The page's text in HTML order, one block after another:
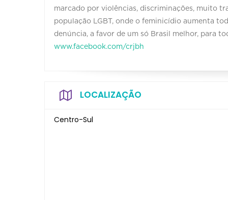
marcado por violências, discriminações, muito
população LGBT, onde o feminicídio aumenta
denúncia, a favor de um só Brasil melhor, para
www.facebook.com/crjbh
LOCALIZAÇÃO
Centro-Sul